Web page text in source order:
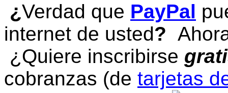
¿Verdad que PayPal
internet de usted?
¿Quiere inscribirse
cobranzas (de tarjetas